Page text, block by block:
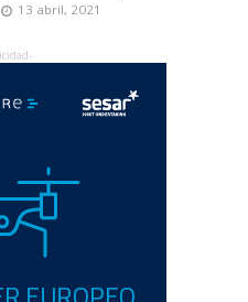
13 abril, 2021